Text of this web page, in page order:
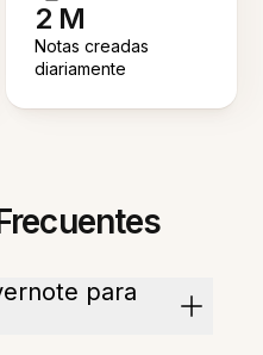
2 M
Notas creadas
diariamente
para